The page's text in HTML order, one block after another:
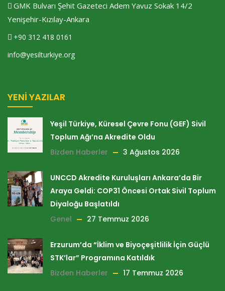
GMK Bulvarı Şehit Gazeteci Adem Yavuz Sokak 14/2
Yenişehir-Kızılay-Ankara
+90 312 418 0161
info@yesilturkiye.org
YENI YAZILAR
Yeşil Türkiye, Küresel Çevre Fonu (GEF) Sivil
Toplum Ağı’na Akredite Oldu
Bizden Haberler
3 Ağustos 2026
UNCCD Akredite Kuruluşları Ankara’da Bir
Araya Geldi: COP31 Öncesi Ortak Sivil Toplum
Diyaloğu Başlatıldı
Genel
27 Temmuz 2026
Erzurum’da “İklim ve Biyoçeşitlilik İçin Güçlü
STK’lar” Programına Katıldık
Bizden Haberler
17 Temmuz 2026